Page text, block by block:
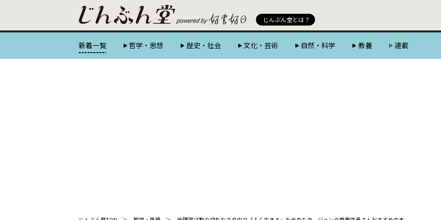
じんぶん堂とは？
新着一覧 哲学・思想 歴史・社会 文化・芸術 自然・科学 教養 連載